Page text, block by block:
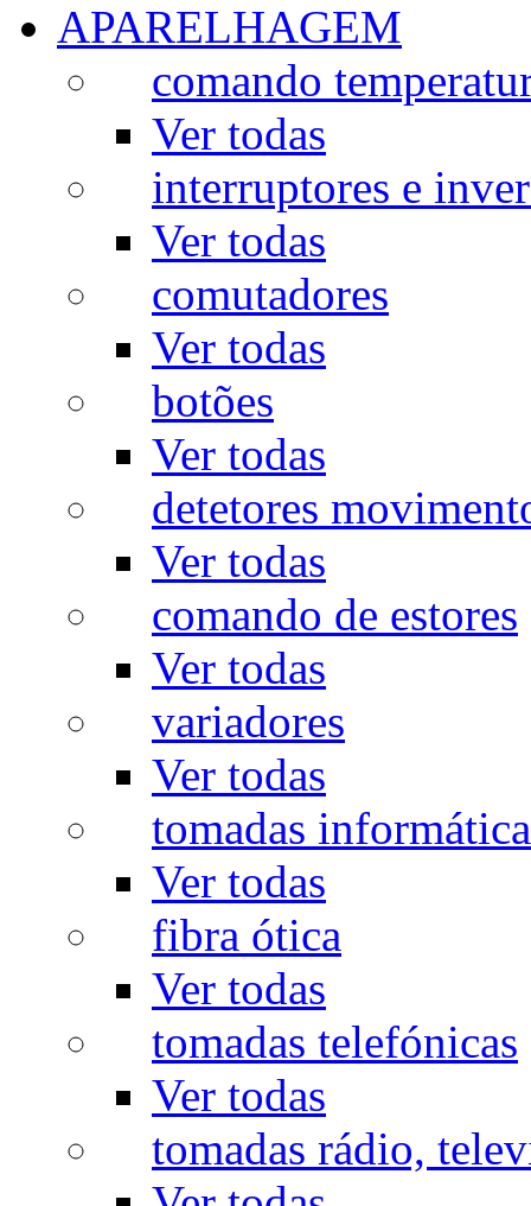
APARELHAGEM
comando
Ver todas
interruptores e
Ver todas
comutadores
Ver todas
botões
Ver todas
detetores
Ver todas
comando de estores
Ver todas
variadores
Ver todas
tomadas
Ver todas
fibra ótica
Ver todas
tomadas telefónicas
Ver todas
tomadas rádio,